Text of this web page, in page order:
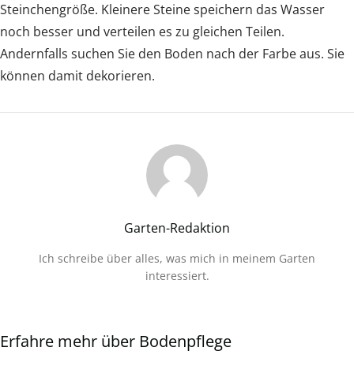
Steinchengröße. Kleinere Steine speichern das Wasser
noch besser und verteilen es zu gleichen Teilen.
Andernfalls suchen Sie den Boden nach der Farbe aus. Sie
können damit dekorieren.
Garten-Redaktion
Ich schreibe über alles, was mich in meinem Garten
interessiert.
Erfahre mehr über Bodenpflege